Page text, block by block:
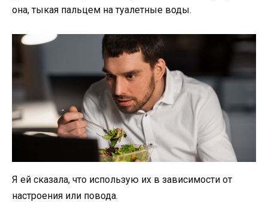
она, тыкая пальцем на туалетные воды.
Я ей сказала, что использую их в зависимости от
настроения или повода.